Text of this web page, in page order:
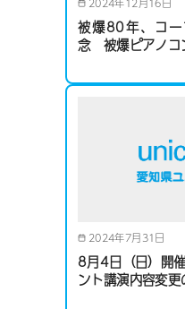
被爆80年、コ
念 被爆ピアノコ
2024年7月31日
8月4日（日）開
ント講演内容変